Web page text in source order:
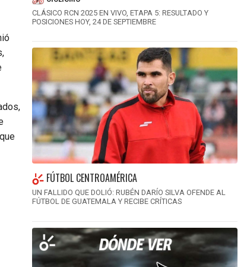
CLÁSICO RCN 2025 EN VIVO, ETAPA 5: RESULTADO Y
POSICIONES HOY, 24 DE SEPTIEMBRE
FÚTBOL CENTROAMÉRICA
UN FALLIDO QUE DOLIÓ: RUBÉN DARÍO SILVA OFENDE AL
FÚTBOL DE GUATEMALA Y RECIBE CRÍTICAS